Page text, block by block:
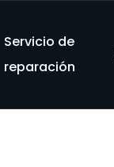
Servicio de
reparación